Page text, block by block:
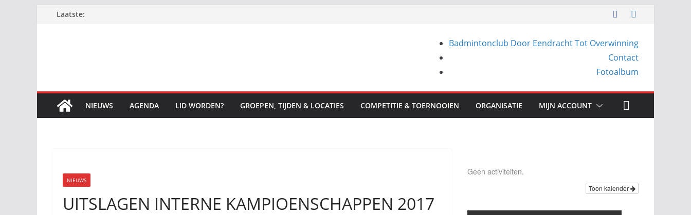
Laatste:
Badmintonclub Door Eendracht Tot Overwinning
Contact
Fotoalbum
NIEUWS AGENDA LID WORDEN? GROEPEN, TIJDEN & LOCATIES COMPETITIE & TOERNOOIEN ORGANISATIE MIJN ACCOUNT
NIEUWS
UITSLAGEN INTERNE KAMPIOENSCHAPPEN 2017
Geen activiteiten.
Toon kalender